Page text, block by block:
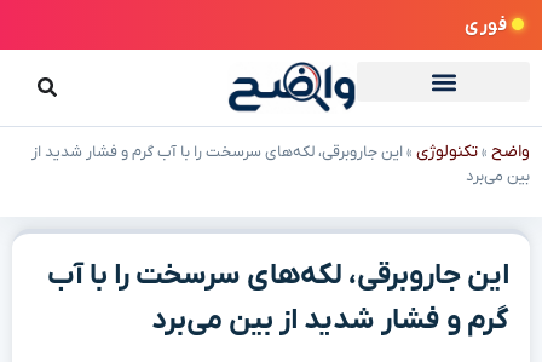
فوری
واضح »تکنولوژی »این جاروبرقی، لکه‌های سرسخت را با آب گرم و فشار شدید از
بین می‌برد
این جاروبرقی، لکه‌های سرسخت را با آب
گرم و فشار شدید از بین می‌برد